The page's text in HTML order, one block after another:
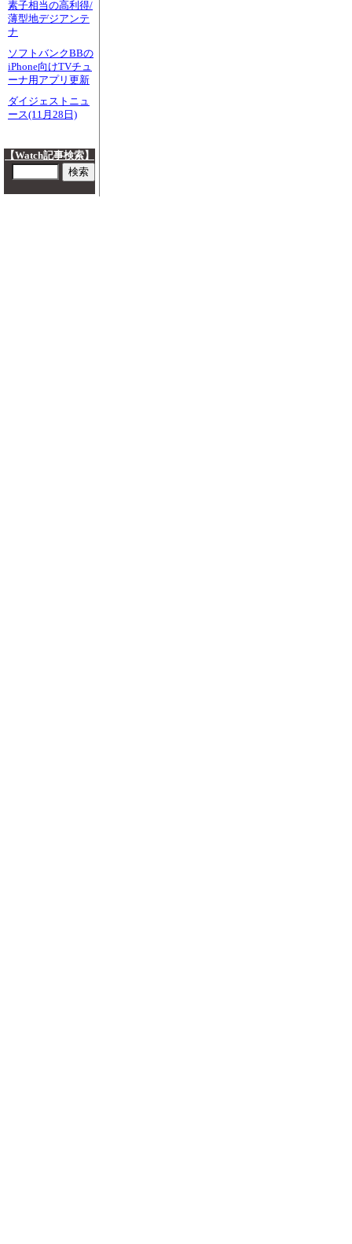
素子相当の高利得/
薄型地デジアンテ
ナ
ソフトバンクBBの
iPhone向けTVチュ
ーナ用アプリ更新
ダイジェストニュ
ース(11月28日)
【Watch記事検索】